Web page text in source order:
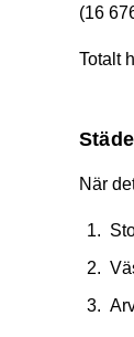
(16
Totalt
När